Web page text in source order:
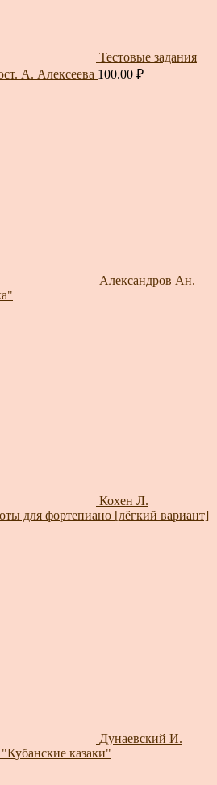
Тестовые задания
А. Алексеева 100.00 ₽
Александров Ан.
Кохен Л.
для фортепиано [лёгкий вариант]
Дунаевский И.
казаки"